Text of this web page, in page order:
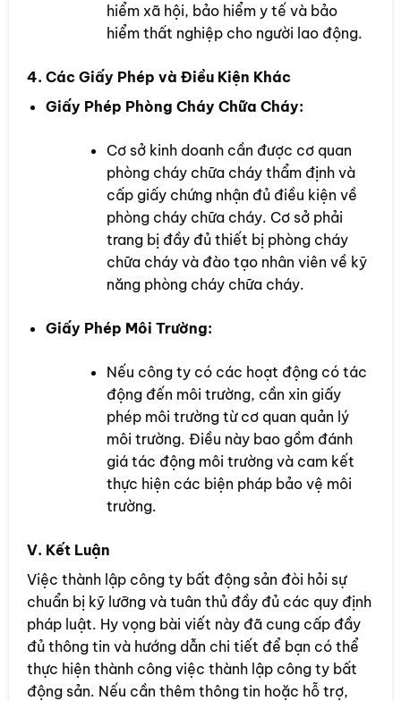
hiểm xã hội, bảo hiểm y tế và bảo
hiểm thất nghiệp cho người lao động.
4. Các Giấy Phép và Điều Kiện Khác
Giấy Phép Phòng Cháy Chữa Cháy:
Cơ sở kinh doanh cần được cơ quan
phòng cháy chữa cháy thẩm định và
cấp giấy chứng nhận đủ điều kiện về
phòng cháy chữa cháy. Cơ sở phải
trang bị đầy đủ thiết bị phòng cháy
chữa cháy và đào tạo nhân viên về kỹ
năng phòng cháy chữa cháy.
Giấy Phép Môi Trường:
Nếu công ty có các hoạt động có tác
động đến môi trường, cần xin giấy
phép môi trường từ cơ quan quản lý
môi trường. Điều này bao gồm đánh
giá tác động môi trường và cam kết
thực hiện các biện pháp bảo vệ môi
trường.
V. Kết Luận
Việc thành lập công ty bất động sản đòi hỏi sự
chuẩn bị kỹ lưỡng và tuân thủ đầy đủ các quy định
pháp luật. Hy vọng bài viết này đã cung cấp đầy
đủ thông tin và hướng dẫn chi tiết để bạn có thể
thực hiện thành công việc thành lập công ty bất
động sản. Nếu cần thêm thông tin hoặc hỗ trợ,